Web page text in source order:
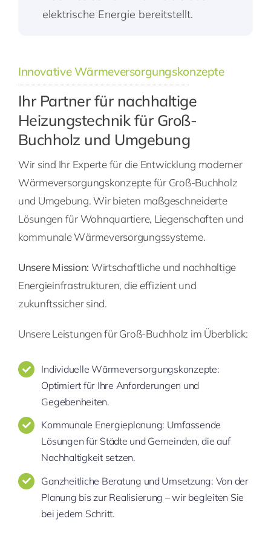
elektrische Energie bereitstellt.
Innovative Wärmeversorgungskonzepte
Ihr Partner für nachhaltige
Heizungstechnik für Groß-
Buchholz und Umgebung
Wir sind Ihr Experte für die Entwicklung moderner
Wärmeversorgungskonzepte für Groß-Buchholz
und Umgebung. Wir bieten maßgeschneiderte
Lösungen für Wohnquartiere, Liegenschaften und
kommunale Wärmeversorgungssysteme.
Unsere Mission: Wirtschaftliche und nachhaltige
Energieinfrastrukturen, die effizient und
zukunftssicher sind.
Unsere Leistungen für Groß-Buchholz im Überblick:
Individuelle Wärmeversorgungskonzepte:
Optimiert für Ihre Anforderungen und
Gegebenheiten.
Kommunale Energieplanung: Umfassende
Lösungen für Städte und Gemeinden, die auf
Nachhaltigkeit setzen.
Ganzheitliche Beratung und Umsetzung: Von der
Planung bis zur Realisierung – wir begleiten Sie
bei jedem Schritt.